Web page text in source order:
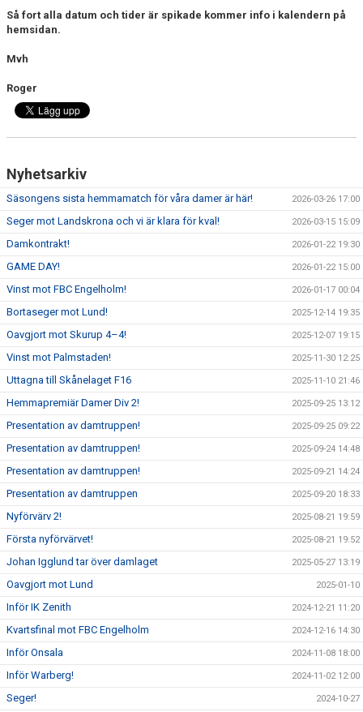
Så fort alla datum och tider är spikade kommer info i kalendern på
hemsidan.
Mvh
Roger
Nyhetsarkiv
Säsongens sista hemmamatch för våra damer är här! 2026-03-26 17:00
Seger mot Landskrona och vi är klara för kval! 2026-03-15 15:09
Damkontrakt! 2026-01-22 19:30
GAME DAY! 2026-01-22 15:00
Vinst mot FBC Engelholm! 2026-01-17 00:04
Bortaseger mot Lund! 2025-12-14 19:35
Oavgjort mot Skurup 4–4! 2025-12-07 19:15
Vinst mot Palmstaden! 2025-11-30 12:25
Uttagna till Skånelaget F16 2025-11-10 21:46
Hemmapremiär Damer Div 2! 2025-09-25 13:12
Presentation av damtruppen! 2025-09-25 09:22
Presentation av damtruppen! 2025-09-24 14:48
Presentation av damtruppen! 2025-09-21 14:24
Presentation av damtruppen 2025-09-20 18:33
Nyförvärv 2! 2025-08-21 19:59
Första nyförvärvet! 2025-08-21 19:52
Johan Igglund tar över damlaget 2025-05-27 13:19
Oavgjort mot Lund 2025-01-10
Inför IK Zenith 2024-12-21 11:20
Kvartsfinal mot FBC Engelholm 2024-12-16 14:30
Inför Onsala 2024-11-08 18:00
Inför Warberg! 2024-11-02 12:00
Seger! 2024-10-27